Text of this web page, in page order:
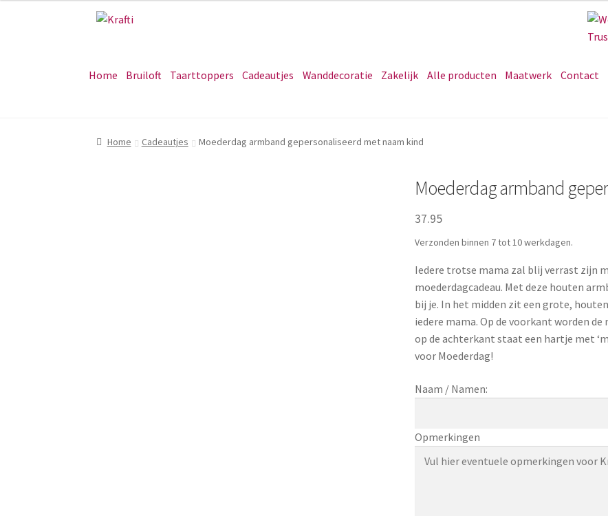
Ga
navigatie
Ga
inhoud
Home Bruiloft Taarttoppers Cadeautjes Wanddecoratie Zakelijk Alle producten Maatwerk Contact
Home Cadeautjes Moederdag armband gepersonaliseerd met naam kind
Moederdag armband
37.95
Verzonden binnen 7 tot 10 werkdagen.
Iedere trotse mama zal blij verrast zijn
moederdagcadeau. Met deze houten
bij je. In het midden zit een grote,
iedere mama. Op de voorkant worden
op de achterkant staat een hartje met
voor Moederdag!
Naam / Namen:
Opmerkingen